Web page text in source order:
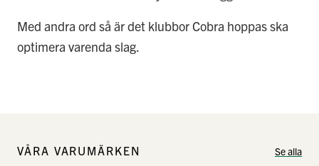
Med andra ord så är det klubbor Cobra hoppas ska
optimera varenda slag.
VÅRA VARUMÄRKEN Se alla